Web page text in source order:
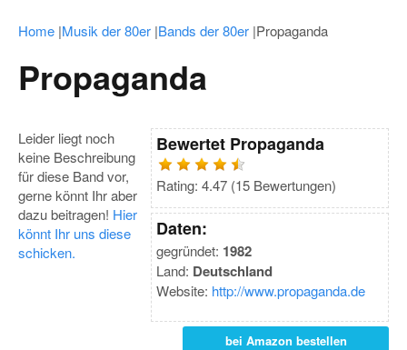
Home |Musik der 80er |Bands der 80er |Propaganda
Propaganda
Bewertet Propaganda
Rating: 4.47 (15 Bewertungen)
Daten:
gegründet: 1982
Land: Deutschland
Website: http://www.propaganda.de
bei Amazon bestellen
Leider liegt noch
keine Beschreibung
für diese Band vor,
gerne könnt Ihr aber
dazu beitragen! Hier
könnt Ihr uns diese
schicken.